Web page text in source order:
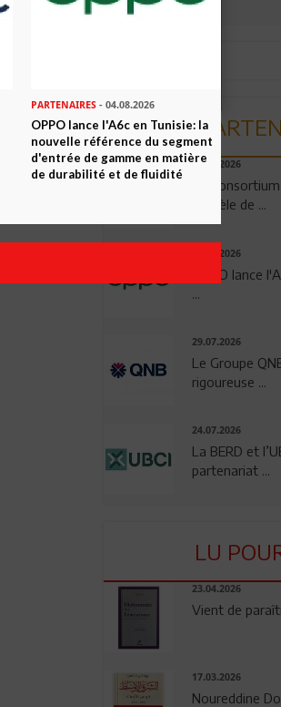
06.08.2026
Un
modèle de ...
04.08.2026
OPPO lance
...
29.07.2026
Le Groupe
rigoureuse ...
24.07.2026
La BERD et
partenariat ...
LU
23.04.2026
Vient de
17.03.2026
Noureddine
PARTENAIRES- 04.08.2026
OPPO lance l'A6c en Tunisie: la
nouvelle référence du segment
d'entrée de gamme en matière
de durabilité et de fluidité